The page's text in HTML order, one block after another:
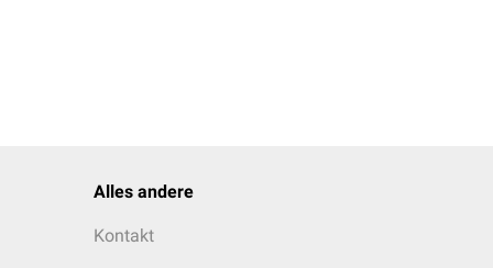
Alles andere
Kontakt